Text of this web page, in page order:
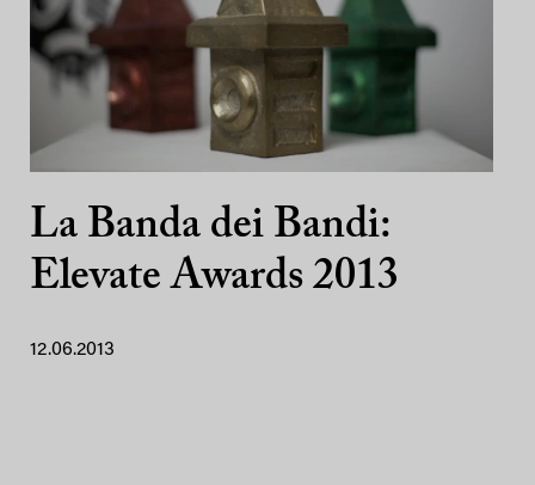
La Banda dei Bandi:
Elevate Awards 2013
12.06.2013